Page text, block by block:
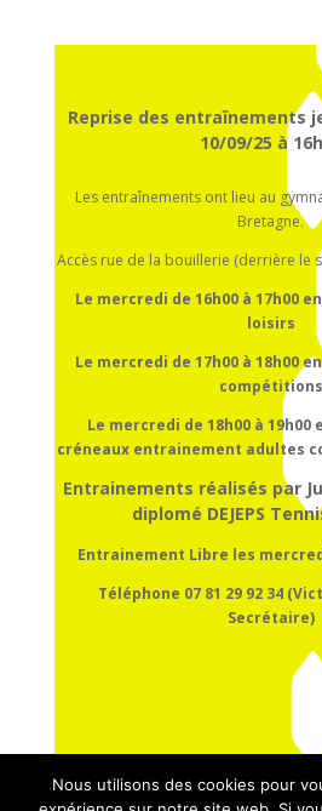
Reprise des entraînements
10/09/25 à
Les entraînements ont lieu au
Bretagne.
Accès rue de la bouillerie (derrière le
Le mercredi de 16h00 à 17h00
loisirs
Le mercredi de 17h00 à 18h00
compétitions
Le mercredi de 18h00 à 19h00
créneaux entrainement adultes
Entrainements réalisés par
diplomé DEJEPS
Entrainement Libre les
Téléphone 07 81 29 92 34
Secrétaire)
Nous utilisons des cookies pour